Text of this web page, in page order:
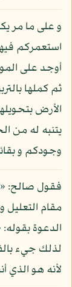
و على ما مر
استعمركم
أوجد على
ثم كملها
الأرض
يتنبه له من
وجودكم و
فقول صالح:
مقام
الدعوة
لذلك جيء
لأنه هو الذي